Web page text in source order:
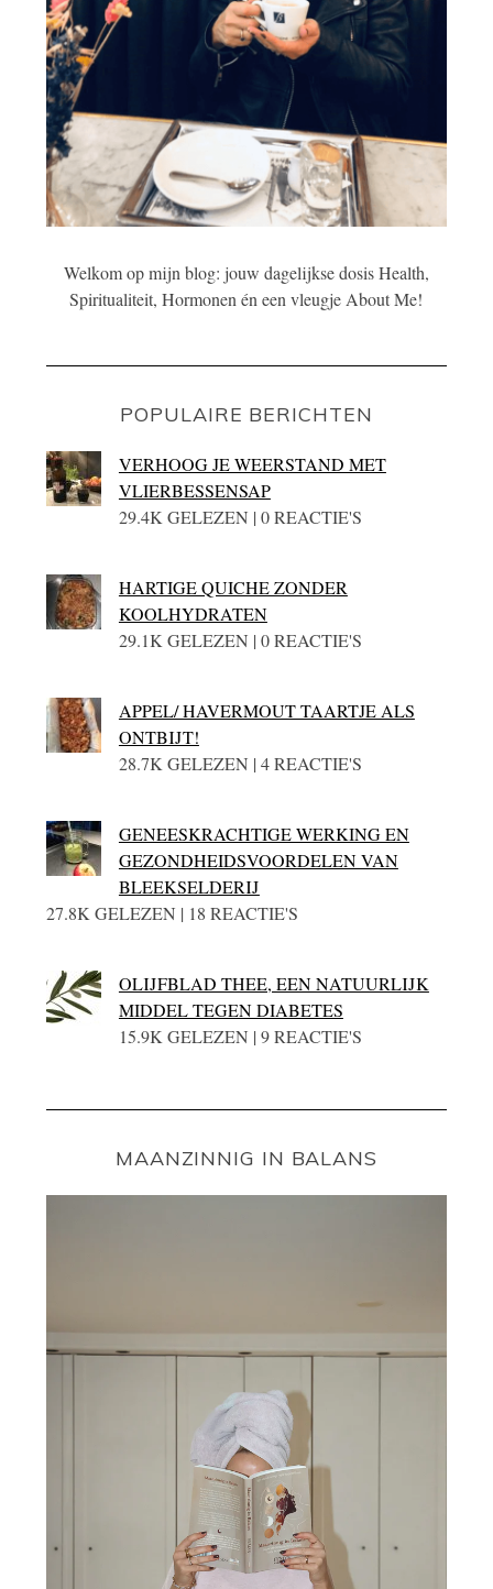
Welkom op mijn blog: jouw dagelijkse dosis Health,
Spiritualiteit, Hormonen én een vleugje About Me!
POPULAIRE BERICHTEN
VERHOOG JE WEERSTAND MET
VLIERBESSENSAP
29.4K GELEZEN | 0 REACTIE'S
HARTIGE QUICHE ZONDER
KOOLHYDRATEN
29.1K GELEZEN | 0 REACTIE'S
APPEL/ HAVERMOUT TAARTJE ALS
ONTBIJT!
28.7K GELEZEN | 4 REACTIE'S
GENEESKRACHTIGE WERKING EN
GEZONDHEIDSVOORDELEN VAN
BLEEKSELDERIJ
27.8K GELEZEN | 18 REACTIE'S
OLIJFBLAD THEE, EEN NATUURLIJK
MIDDEL TEGEN DIABETES
15.9K GELEZEN | 9 REACTIE'S
MAANZINNIG IN BALANS